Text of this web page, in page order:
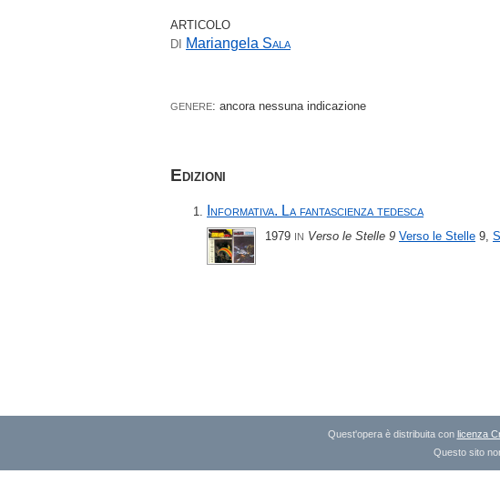
ARTICOLO
DI
Mariangela Sala
GENERE: ancora nessuna indicazione
Edizioni
Informativa. La fantascienza tedesca
1979 IN Verso le Stelle 9 Verso le Stelle 9,
Quest'opera è distribuita con licenza
Questo sito